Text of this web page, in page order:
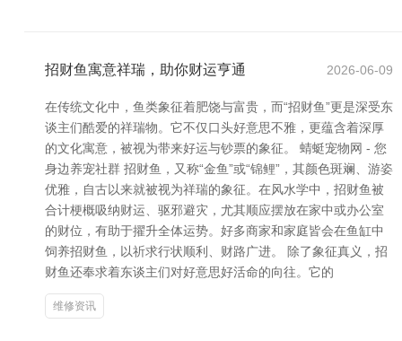
招财鱼寓意祥瑞，助你财运亨通 2026-06-09
在传统文化中，鱼类象征着肥饶与富贵，而“招财鱼”更是深受东
谈主们酷爱的祥瑞物。它不仅口头好意思不雅，更蕴含着深厚
的文化寓意，被视为带来好运与钞票的象征。 蜻蜓宠物网 - 您
身边养宠社群 招财鱼，又称“金鱼”或“锦鲤”，其颜色斑斓、游姿
优雅，自古以来就被视为祥瑞的象征。在风水学中，招财鱼被
合计梗概吸纳财运、驱邪避灾，尤其顺应摆放在家中或办公室
的财位，有助于擢升全体运势。好多商家和家庭皆会在鱼缸中
饲养招财鱼，以祈求行状顺利、财路广进。 除了象征真义，招
财鱼还奉求着东谈主们对好意思好活命的向往。它的
维修资讯